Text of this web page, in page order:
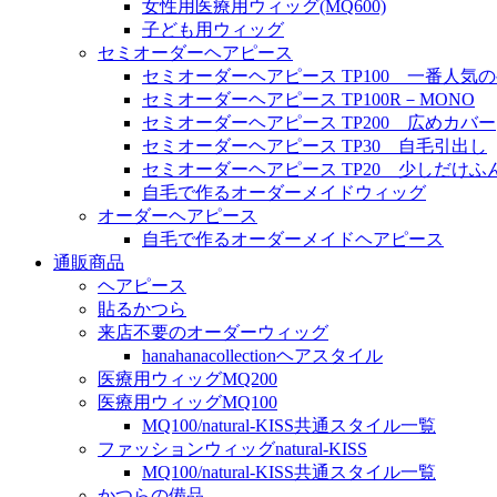
女性用医療用ウィッグ(MQ600)
子ども用ウィッグ
セミオーダーヘアピース
セミオーダーヘアピース TP100 一番人気
セミオーダーヘアピース TP100R－MONO
セミオーダーヘアピース TP200 広めカバー
セミオーダーヘアピース TP30 自毛引出し
セミオーダーヘアピース TP20 少しだけふ
自毛で作るオーダーメイドウィッグ
オーダーヘアピース
自毛で作るオーダーメイドヘアピース
通販商品
ヘアピース
貼るかつら
来店不要のオーダーウィッグ
hanahanacollectionヘアスタイル
医療用ウィッグMQ200
医療用ウィッグMQ100
MQ100/natural-KISS共通スタイル一覧
ファッションウィッグnatural-KISS
MQ100/natural-KISS共通スタイル一覧